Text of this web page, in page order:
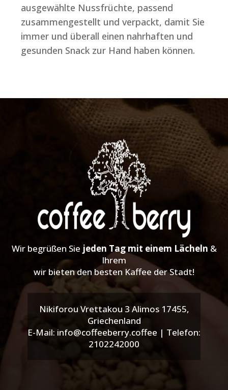
ausgewählte Nussfrüchte, passend
zusammengestellt und verpackt, damit Sie
immer und überall einen nahrhaften und
gesunden Snack zur Hand haben können.
Wir begrüßen Sie jeden Tag mit einem Lächeln &
Ihrem
wir bieten den besten Kaffee der Stadt!
Nikiforou Vrettakou 3 Alimos 17455,
Griechenland
E-Mail: info@coffeeberry.coffee | Telefon:
2102242000